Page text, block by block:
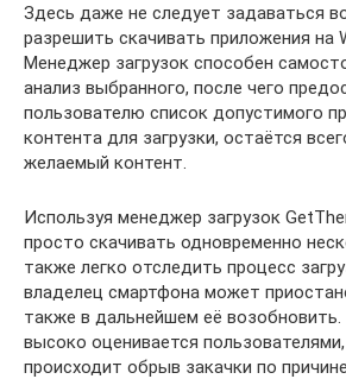
Здесь даже не следует задаваться
разрешить скачивать приложения на
Менеджер загрузок способен
анализ выбранного, после чего
пользователю список допустимого
контента для загрузки, остаётся
желаемый контент.
Используя менеджер загрузок
просто скачивать одновременно
также легко отследить процесс
владелец смартфона может
также в дальнейшем её
высоко оценивается
происходит обрыв закачки по